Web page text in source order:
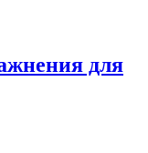
для